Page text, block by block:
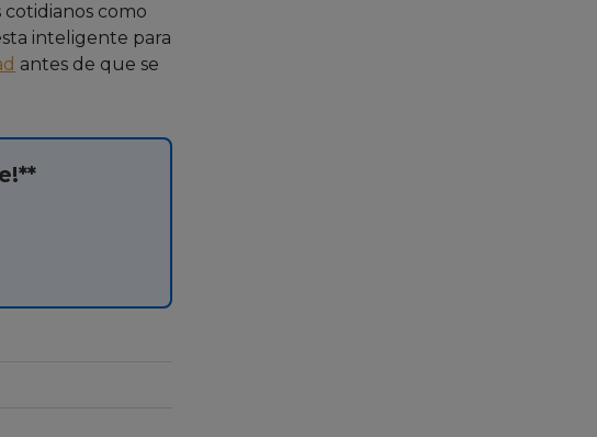
como
inteligente para
antes de que se